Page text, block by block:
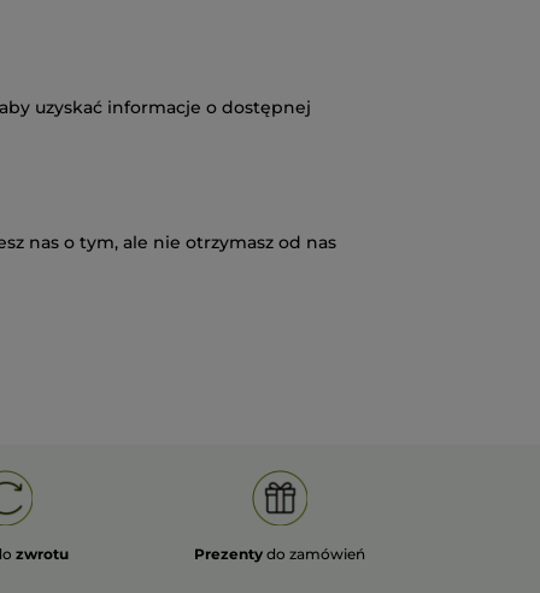
uzyskać informacje o dostępnej
nas o tym, ale nie otrzymasz od nas
zwrotu Prezenty do zamówień